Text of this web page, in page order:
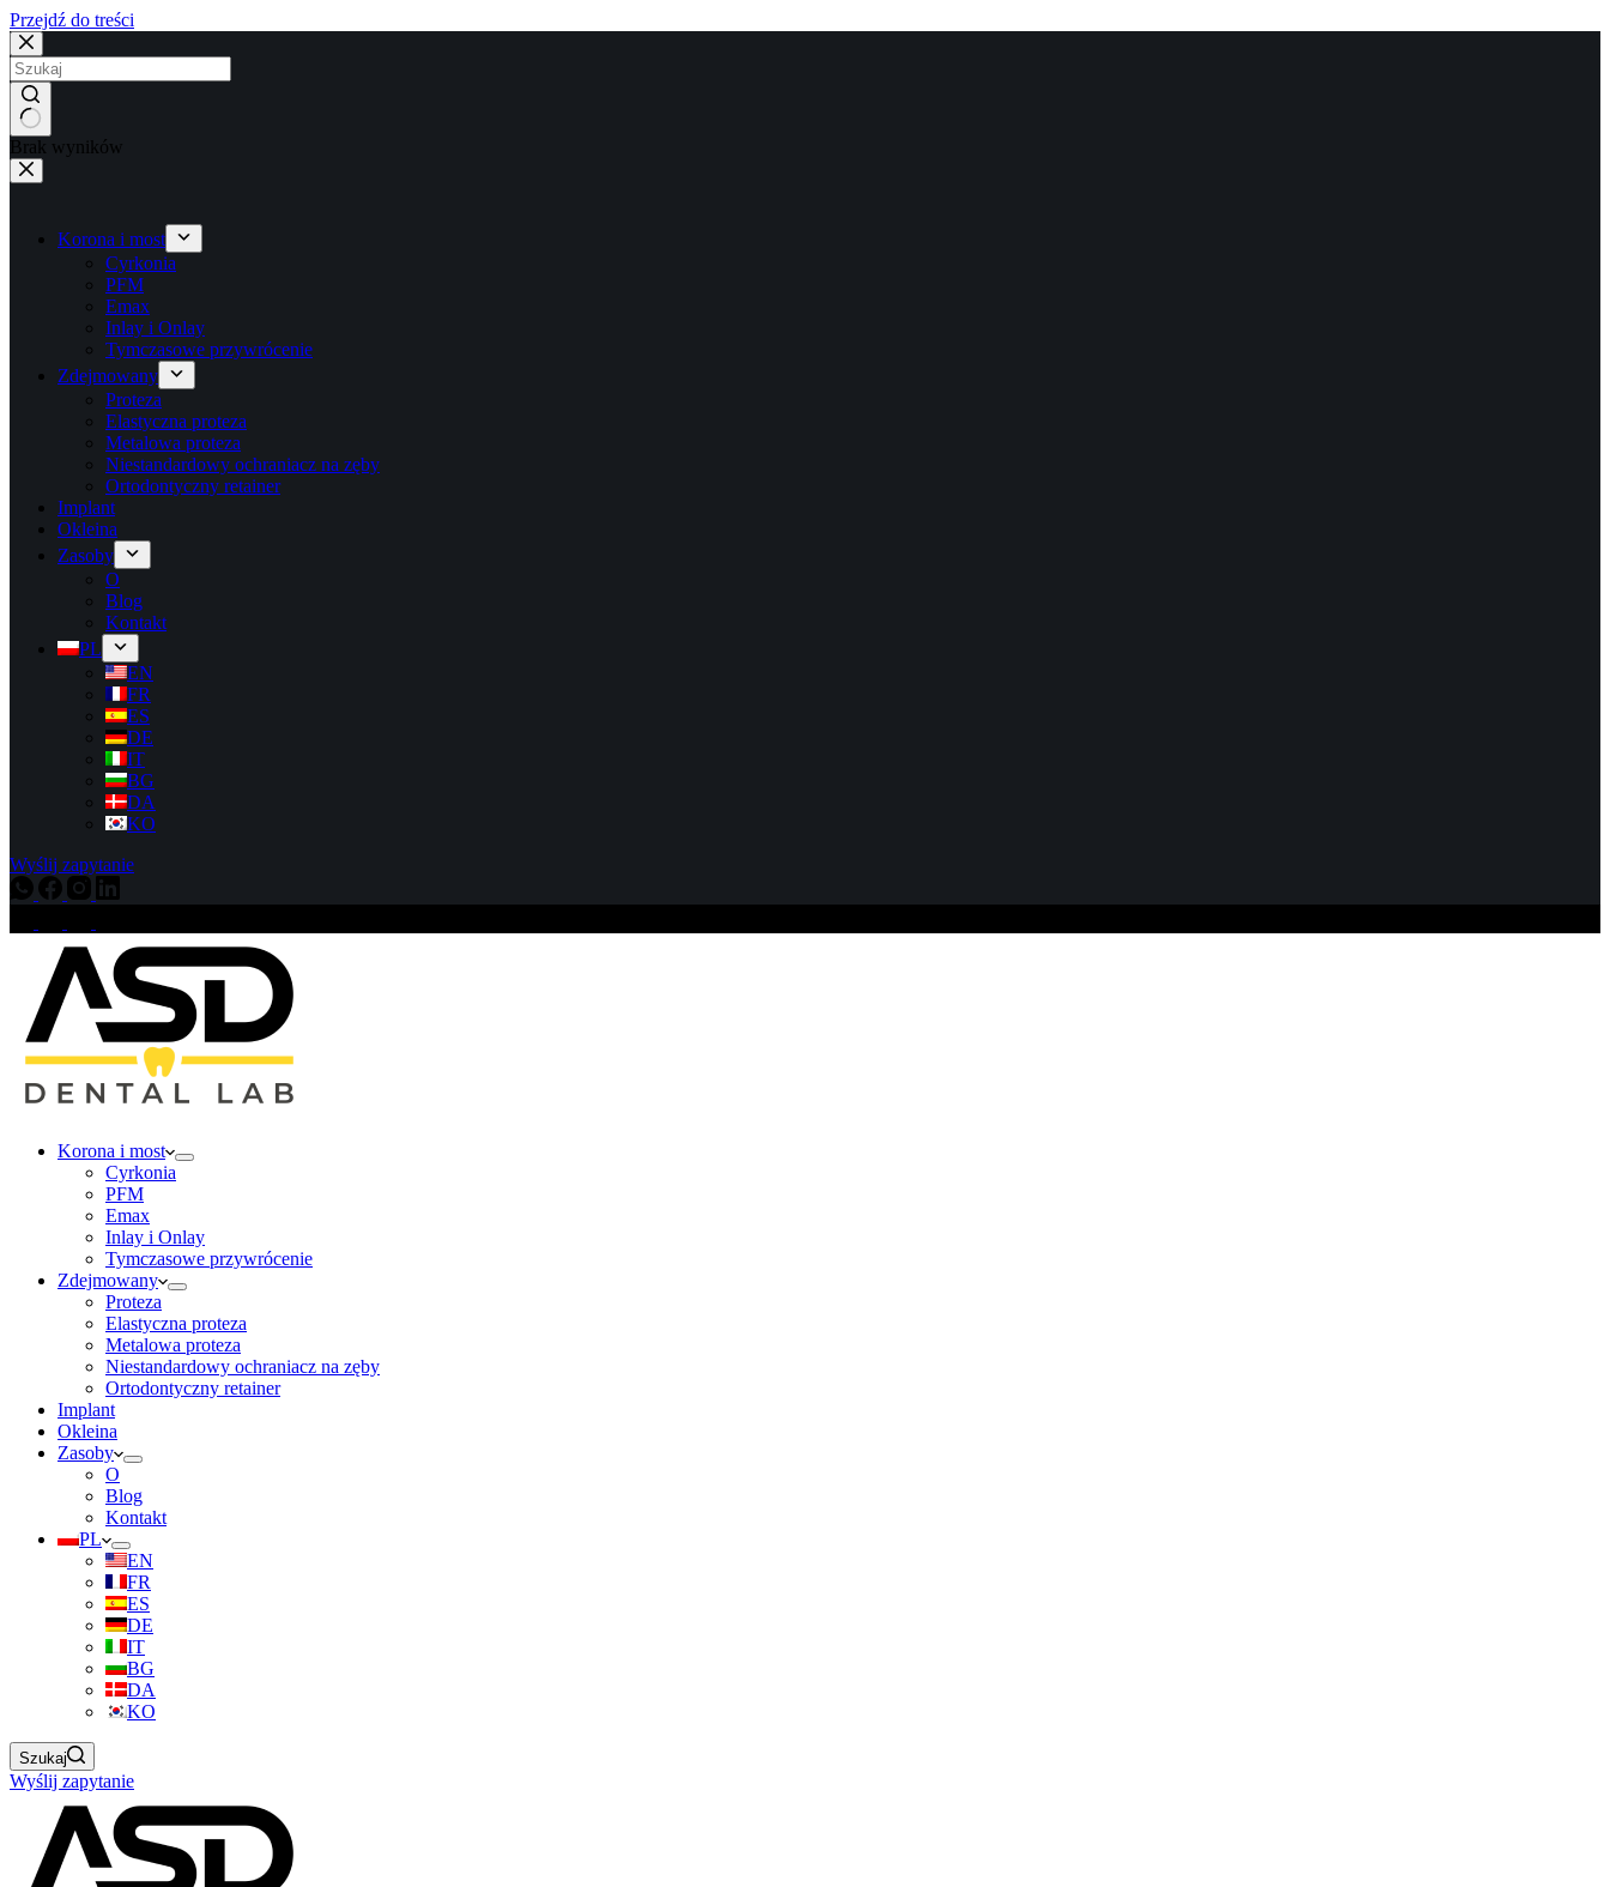
Przejdź do treści
Brak wyników
Korona i most
Cyrkonia
PFM
Emax
Inlay i Onlay
Tymczasowe przywrócenie
Zdejmowany
Proteza
Elastyczna proteza
Metalowa proteza
Niestandardowy ochraniacz na zęby
Ortodontyczny retainer
Implant
Okleina
Zasoby
O
Blog
Kontakt
PL
EN
FR
ES
DE
IT
BG
DA
KO
Wyślij zapytanie
Korona i most
Cyrkonia
PFM
Emax
Inlay i Onlay
Tymczasowe przywrócenie
Zdejmowany
Proteza
Elastyczna proteza
Metalowa proteza
Niestandardowy ochraniacz na zęby
Ortodontyczny retainer
Implant
Okleina
Zasoby
O
Blog
Kontakt
PL
EN
FR
ES
DE
IT
BG
DA
KO
Szukaj
Wyślij zapytanie